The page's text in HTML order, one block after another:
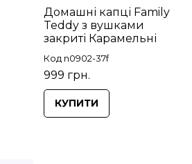
Домашні капці Family
Teddy з вушками
закриті Карамельні
Код n0902-37f
999 грн.
КУПИТИ